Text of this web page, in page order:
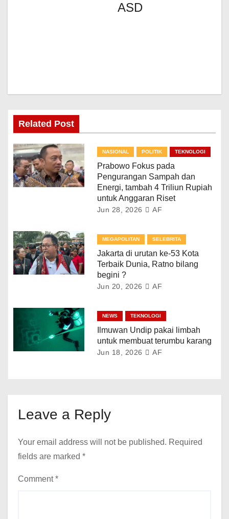
ASD
Related Post
NASIONAL POLITIK TEKNOLOGI
Prabowo Fokus pada
Pengurangan Sampah dan
Energi, tambah 4 Triliun Rupiah
untuk Anggaran Riset
Jun 28, 2026 AF
MEGAPOLITAN SELEBRITA
Jakarta di urutan ke-53 Kota
Terbaik Dunia, Ratno bilang
begini ?
Jun 20, 2026 AF
NEWS TEKNOLOGI
Ilmuwan Undip pakai limbah
untuk membuat terumbu karang
Jun 18, 2026 AF
Leave a Reply
Your email address will not be published. Required
fields are marked *
Comment*